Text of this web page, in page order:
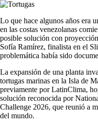
Lo que hace algunos años era
en las costas venezolanas
posible solución con
Sofía Ramírez, finalista en el
problemática había sido
La expansión de una planta
tortugas marinas en la Isla de
previamente por LatinClima,
solución reconocida por
Challenge 2026, que reunió a
del mundo.